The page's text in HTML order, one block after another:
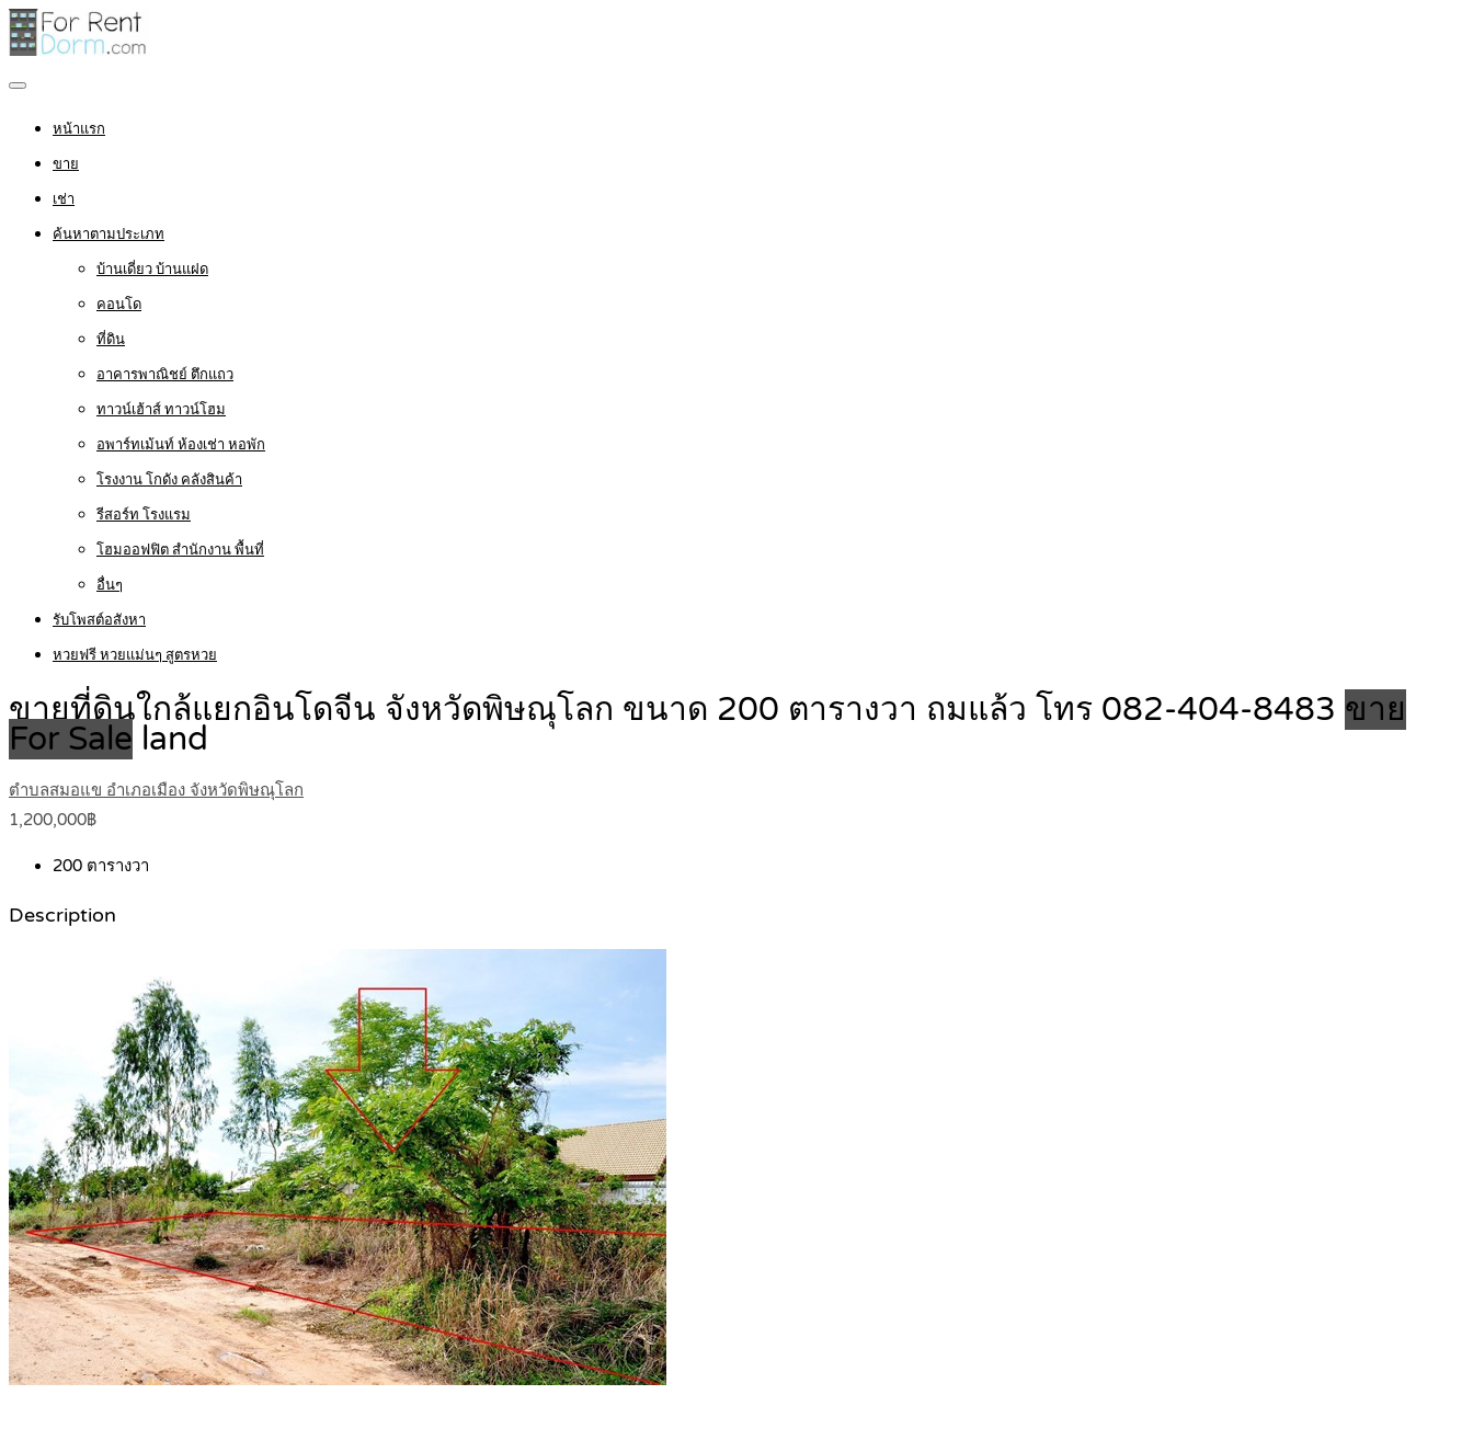
หน้าแรก
ขาย
เช่า
ค้นหาตามประเภท
บ้านเดี่ยว บ้านแฝด
คอนโด
ที่ดิน
อาคารพาณิชย์ ตึกแถว
ทาวน์เฮ้าส์ ทาวน์โฮม
อพาร์ทเม้นท์ ห้องเช่า หอพัก
โรงงาน โกดัง คลังสินค้า
รีสอร์ท โรงแรม
โฮมออฟฟิต สำนักงาน พื้นที่
อื่นๆ
รับโพสต์อสังหา
หวยฟรี หวยแม่นๆ สูตรหวย
ขายที่ดินใกล้แยกอินโดจีน จังหวัดพิษณุโลก ขนาด 200 ตารางวา ถมแล้ว โทร 082-404-8483 ขาย
For Sale land
ตำบลสมอแข อำเภอเมือง จังหวัดพิษณุโลก
1,200,000฿
200 ตารางวา
Description